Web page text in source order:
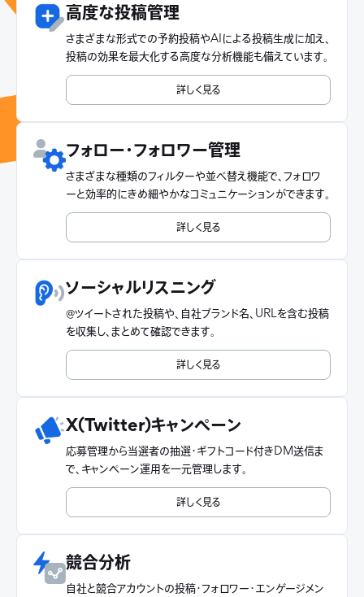
高度な投稿管理
さまざまな形式での予約投稿やAIによる投稿生成に加え、
投稿の効果を最大化する高度な分析機能も備えています。
詳しく見る
フォロー・フォロワー管理
さまざまな種類のフィルターや並べ替え機能で、フォロワ
ーと効率的にきめ細やかなコミュニケーションができます。
詳しく見る
ソーシャルリスニング
@ツイートされた投稿や、自社ブランド名、URLを含む投稿
を収集し、まとめて確認できます。
詳しく見る
X(Twitter)キャンペーン
応募管理から当選者の抽選・ギフトコード付きDM送信ま
で、キャンペーン運用を一元管理します。
詳しく見る
競合分析
自社と競合アカウントの投稿・フォロワー・エンゲージメン